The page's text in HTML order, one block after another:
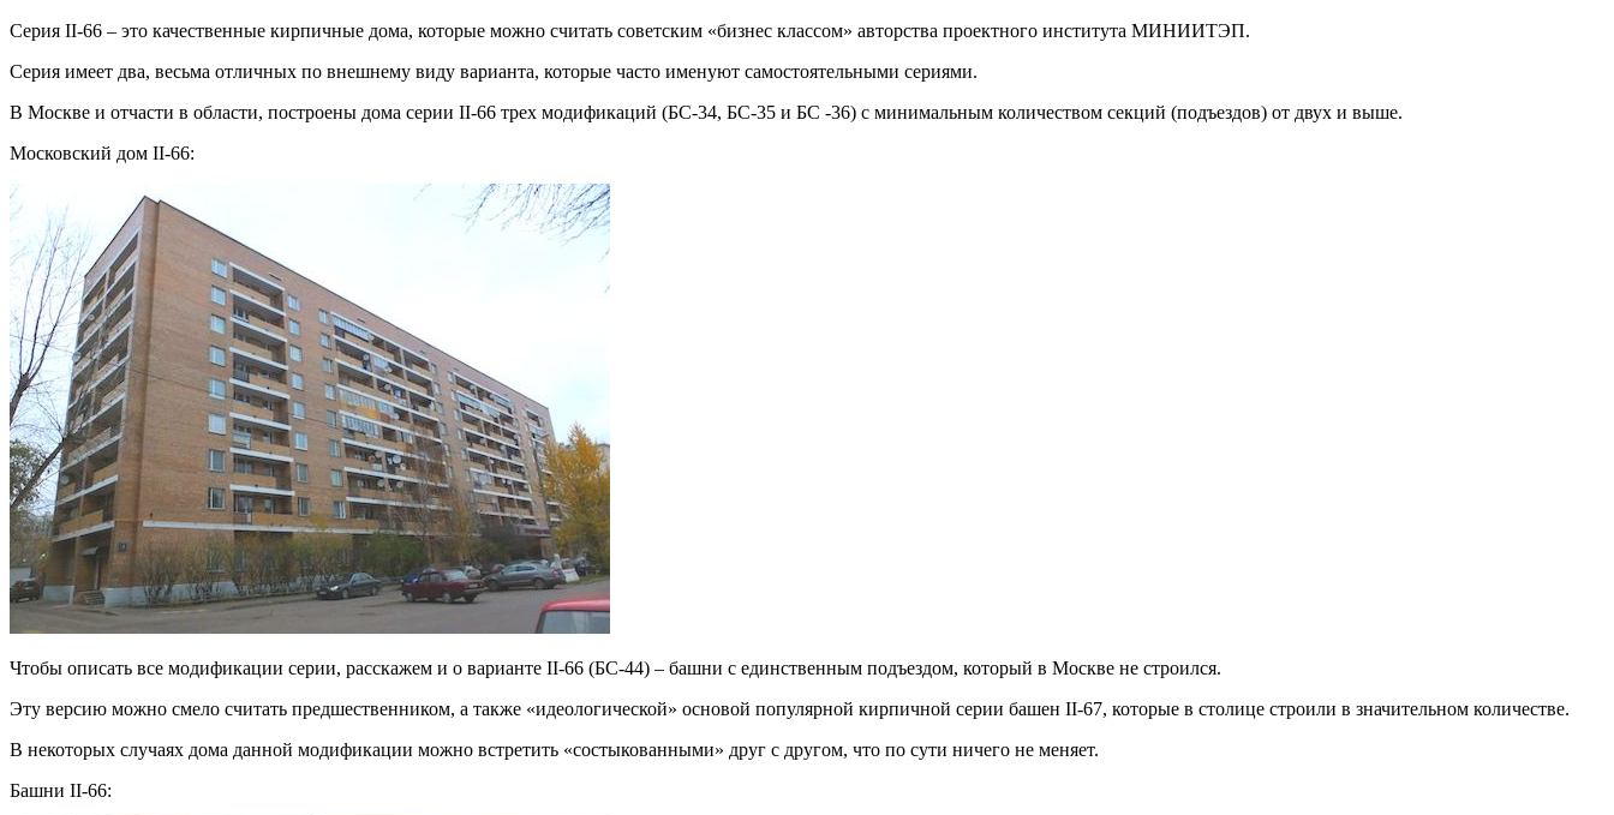
Серия II-66 – это качественные кирпичные дома, которые можно считать советским «бизнес классом» авторства проектного института МИНИИТЭП.
Серия имеет два, весьма отличных по внешнему виду варианта, которые часто именуют самостоятельными сериями.
В Москве и отчасти в области, построены дома серии II-66 трех модификаций (БС-34, БС-35 и БС -36) с минимальным количеством секций (подъездов) от двух и выше.
Московский дом II-66:
Чтобы описать все модификации серии, расскажем и о варианте II-66 (БС-44) – башни с единственным подъездом, который в Москве не строился.
Эту версию можно смело считать предшественником, а также «идеологической» основой популярной кирпичной серии башен II-67, которые в столице строили в значительном количестве.
В некоторых случаях дома данной модификации можно встретить «состыкованными» друг с другом, что по сути ничего не меняет.
Башни II-66: